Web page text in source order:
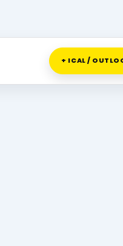
+ ICAL /